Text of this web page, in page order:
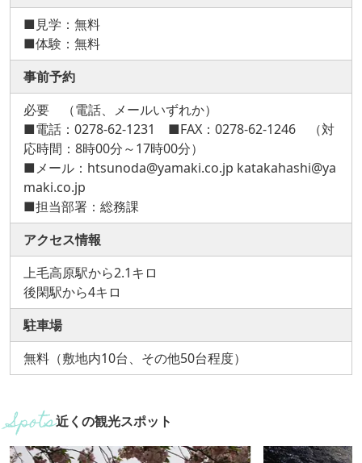
■見学：無料
■体験：無料
事前予約
必要 （電話、メールいずれか）
■電話：0278-62-1231 ■FAX：0278-62-1246 （対
応時間：8時00分～17時00分）
■メール：htsunoda@yamaki.co.jp katakahashi@ya
maki.co.jp
■担当部署：総務課
アクセス情報
上毛高原駅から2.1キロ
後閑駅から4キロ
駐車場
無料（敷地内10台、その他50台程度）
近くの観光スポット